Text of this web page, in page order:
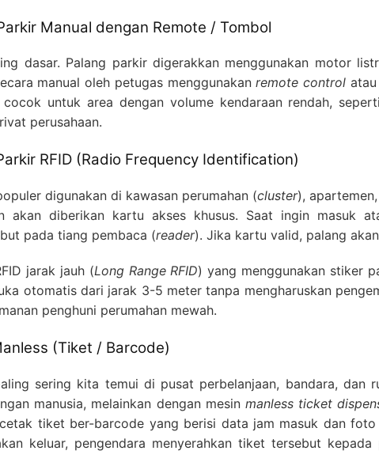
Manual dengan Remote / Tombol
dasar. Palang parkir digerakkan menggunakan motor
manual oleh petugas menggunakanremote control
untuk area dengan volume kendaraan rendah,
perusahaan.
RFID (Radio Frequency Identification)
digunakan di kawasan perumahan (cluster),
akan diberikan kartu akses khusus. Saat ingin masuk
pada tiang pembaca (reader). Jika kartu valid, palang
jarak jauh (Long Range RFID) yang menggunakan stiker
otomatis dari jarak 3-5 meter tanpa mengharuskan
penghuni perumahan mewah.
(Tiket / Barcode)
sering kita temui di pusat perbelanjaan, bandara, dan
manusia, melainkan dengan mesin manless ticket
tiket ber-barcode yang berisi data jam masuk dan
keluar, pengendara menyerahkan tiket tersebut